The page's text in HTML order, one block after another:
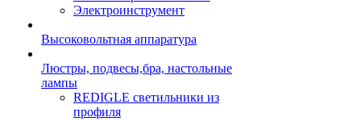
Электроинструмент
Высоковольтная аппаратура
Люстры, подвесы,бра, настольные
лампы
REDIGLE светильники из
профиля